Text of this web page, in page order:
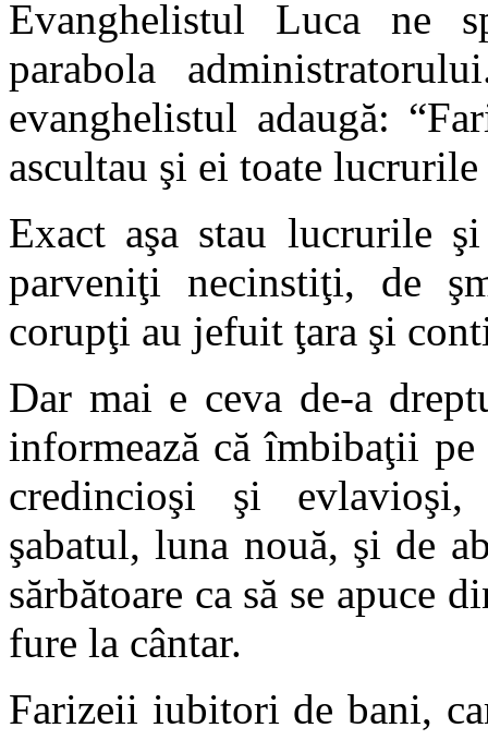
Evanghelistul Luca ne
parabola
evanghelistul adaugă:
ascultau şi ei toate
Exact aşa stau lucrurile
parveniţi necinstiţi, de
corupţi au jefuit ţara şi
Dar mai e ceva de-a
informează că îmbibaţii
credincioşi şi evlavioşi,
şabatul, luna nouă, şi de
sărbătoare ca să se apuce
fure la cântar.
Farizeii iubitori de bani,